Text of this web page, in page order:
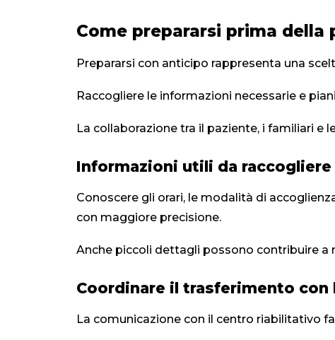
Come prepararsi prima della
Prepararsi con anticipo rappresenta una
Raccogliere le informazioni necessarie e
La collaborazione tra il paziente, i familiari
Informazioni utili da
Conoscere gli orari, le modalità di
con maggiore precisione.
Anche piccoli dettagli possono contribuire a
Coordinare il trasferimento
La comunicazione con il centro riabilitativo